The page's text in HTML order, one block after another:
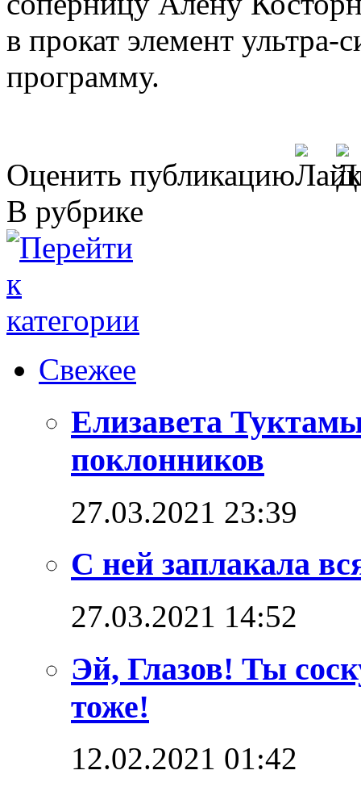
в прокат элемент ультра-
программу.
Оценить публикацию
В рубрике
Свежее
Елизавета
поклонников
27.03.2021 23:39
С ней заплакала
27.03.2021 14:52
Эй, Глазов! Ты
тоже!
12.02.2021 01:42